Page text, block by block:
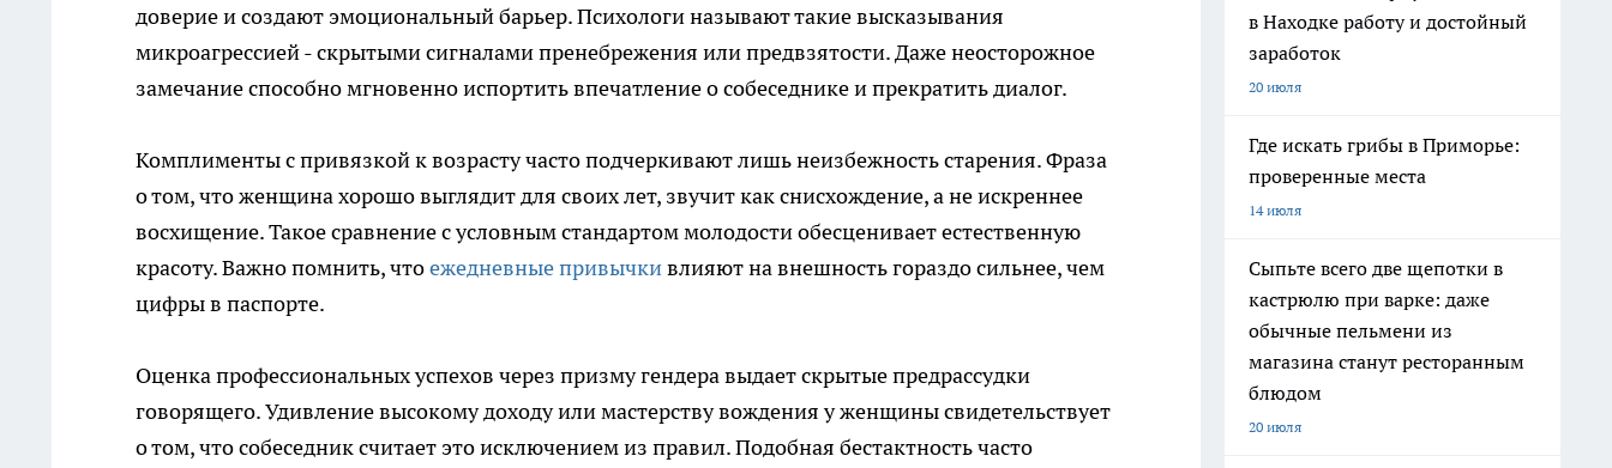
доверие и создают эмоциональный барьер. Психологи называют такие высказывания
микроагрессией - скрытыми сигналами пренебрежения или предвзятости. Даже неосторожное
замечание способно мгновенно испортить впечатление о собеседнике и прекратить диалог.
Комплименты с привязкой к возрасту часто подчеркивают лишь неизбежность старения. Фраза
о том, что женщина хорошо выглядит для своих лет, звучит как снисхождение, а не искреннее
восхищение. Такое сравнение с условным стандартом молодости обесценивает естественную
красоту. Важно помнить, чтоежедневные привычкивлияют на внешность гораздо сильнее, чем
цифры в паспорте.
Оценка профессиональных успехов через призму гендера выдает скрытые предрассудки
говорящего. Удивление высокому доходу или мастерству вождения у женщины свидетельствует
о том, что собеседник считает это исключением из правил. Подобная бестактность часто
в Находке работу и достойный
заработок
20 июля
Где искать грибы в Приморье:
проверенные места
14 июля
Сыпьте всего две щепотки в
кастрюлю при варке: даже
обычные пельмени из
магазина станут ресторанным
блюдом
20 июля